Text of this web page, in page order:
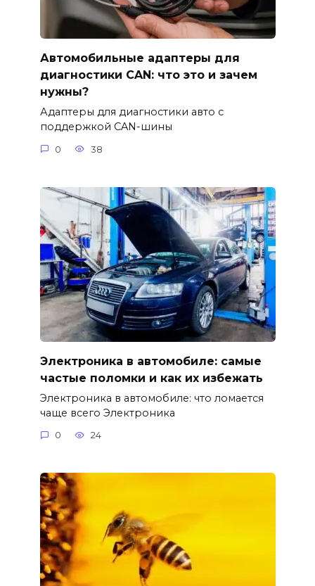
Автомобильные адаптеры для
диагностики CAN: что это и зачем
нужны?
Адаптеры для диагностики авто с
поддержкой CAN-шины
0 38
Электроника в автомобиле: самые
частые поломки и как их избежать
Электроника в автомобиле: что ломается
чаще всего Электроника
0 24